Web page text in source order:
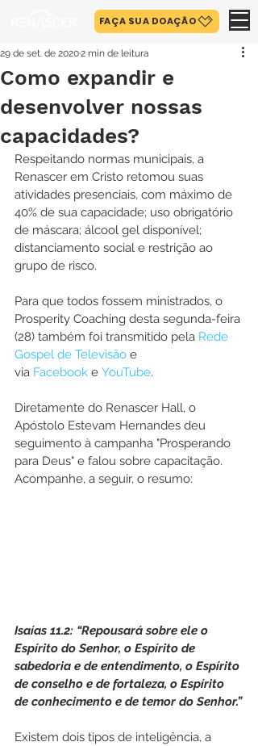
FAÇA SUA DOAÇÃO
Como expandir e
desenvolver nossas
capacidades?
29 de set. de 20202 min de leitura
Respeitando normas municipais, a
Renascer em Cristo retomou suas
atividades presenciais, com máximo de
40% de sua capacidade; uso obrigatório
de máscara; álcool gel disponível;
distanciamento social e restrição ao
grupo de risco.
Para que todos fossem ministrados, o
Prosperity Coaching desta segunda-feira
(28) também foi transmitido pela Rede
Gospel de Televisão e
via Facebook e YouTube.
Diretamente do Renascer Hall, o
Apóstolo Estevam Hernandes deu
seguimento à campanha "Prosperando
para Deus" e falou sobre capacitação.
Acompanhe, a seguir, o resumo:
Isaías 11.2: “Repousará sobre ele o
Espírito do Senhor, o Espírito de
sabedoria e de entendimento, o Espírito
de conselho e de fortaleza, o Espírito
de conhecimento e de temor do Senhor.”
Existem dois tipos de inteligência, a